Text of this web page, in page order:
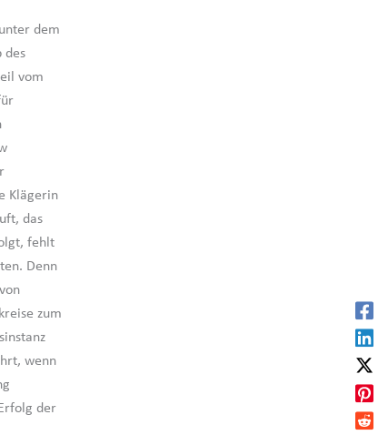
dem
des
vom
Klägerin
das
fehlt
Denn
zum
wenn
der